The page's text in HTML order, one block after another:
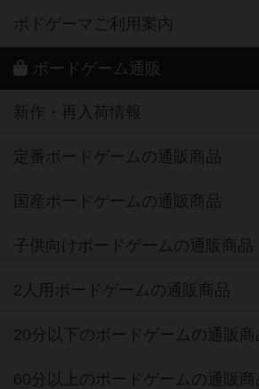
ボドゲーマご利用案内
ボードゲーム通販
新作・再入荷情報
定番ボードゲームの通販商品
国産ボードゲームの通販商品
子供向けボードゲームの通販商品
2人用ボードゲームの通販商品
20分以下のボードゲームの通販商
60分以上のボードゲームの通販商